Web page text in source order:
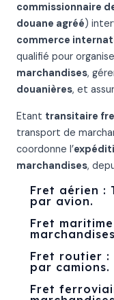
commissionnaire
douane agréé)
commerce
qualifié pour
marchandises,
douanières, et
Etant transitaire
transport de
coordonne l’
marchandises,
Fret aérien :
par avion.
Fret
Fret routier :
par camions.
Fret